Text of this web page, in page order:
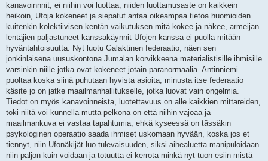
kanavoinnnit, ei niihin voi luottaa, niiden luottamusaste on kaikkein
heikoin, Ufoja kokeneet ja siepatut antaa oikeampaa tietoa huomioiden
kuitenkin kolektiivisen kentän vaikutuksen mitä kokee ja näkee, armeijan
lentäjien paljastuneet kanssakäynnit Ufojen kanssa ei puolla mitään
hyväntahtoisuutta. Nyt luotu Galaktinen federaatio, näen sen
jonkinlaisena uususkontona Jumalan korvikkeena materialistisille ihmisille
varsinkin niille jotka ovat kokeneet jotain paranormaalia. Antinniemi
puoltaa koska siinä puhutaan hyvistä asioita, minusta itse federaatio
käsite jo on jatke maailmanhallitukselle, jotka luovat vain ongelmia.
Tiedot on myös kanavoinneista, luotettavuus on alle kaikkien mittareiden,
toki niitä voi kunnella mutta pelkona on että niihin vajoaa ja
maailmankuva ei vastaa tapahtumia, ehkä kyseessä on tässäkin
psykologinen operaatio saada ihmiset uskomaan hyvään, koska jos et
tiennyt, niin Ufonäkijät luo tulevaisuuden, siksi aihealuetta manipuloidaan
niin paljon kuin voidaan ja totuutta ei kerrota minkä nyt tuon esiin mistä